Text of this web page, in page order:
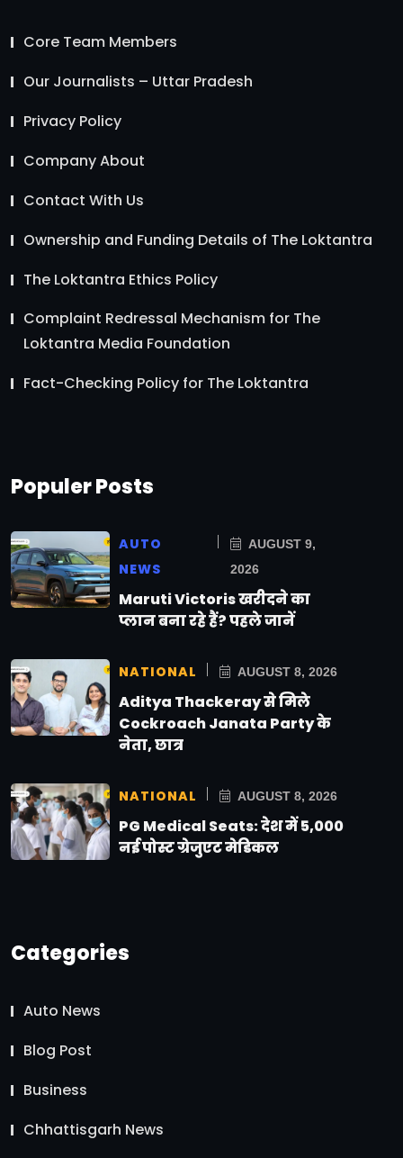
Core Team Members
Our Journalists – Uttar Pradesh
Privacy Policy
Company About
Contact With Us
Ownership and Funding Details of The Loktantra
The Loktantra Ethics Policy
Complaint Redressal Mechanism for The
Loktantra Media Foundation
Fact-Checking Policy for The Loktantra
Populer Posts
AUTO
NEWS
AUGUST 9,
2026
Maruti Victoris खरीदने का
प्लान बना रहे हैं? पहले जानें
NATIONAL AUGUST 8, 2026
Aditya Thackeray से मिले
Cockroach Janata Party के
नेता, छात्र
NATIONAL AUGUST 8, 2026
PG Medical Seats: देश में 5,000
नई पोस्ट ग्रेजुएट मेडिकल
Categories
Auto News
Blog Post
Business
Chhattisgarh News